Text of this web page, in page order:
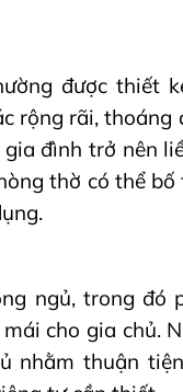
được thiết
rộng rãi,
đình trở nên
thờ có thể
ngủ, trong đó
cho gia chủ.
nhằm thuận